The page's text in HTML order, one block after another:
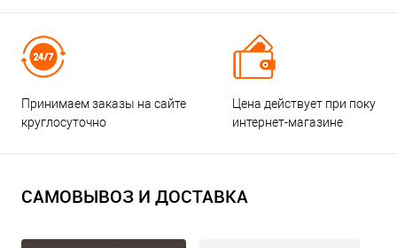
Принимаем заказы на сайте
круглосуточно
Цена действует при
интернет-магазине
САМОВЫВОЗ И ДОСТАВКА